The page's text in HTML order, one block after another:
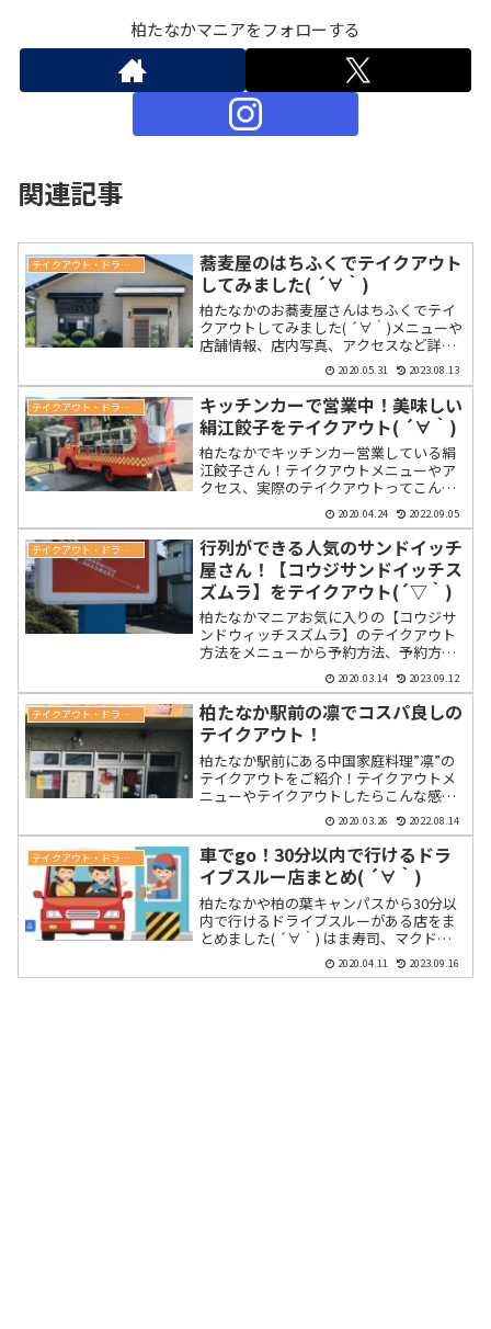
柏たなかマニアをフォローする
関連記事
テイクアウト・ドライブスルー
蕎麦屋のはちふくでテイクアウト
してみました( ´∀｀)
柏たなかのお蕎麦屋さんはちふくでテイ
クアウトしてみました( ´∀｀)メニューや
店舗情報、店内写真、アクセスなど詳細
2020.05.31 2023.08.13
テイクアウト・ドライブスルー
キッチンカーで営業中！美味しい
絹江餃子をテイクアウト( ´∀｀)
柏たなかでキッチンカー営業している絹
江餃子さん！テイクアウトメニューやア
クセス、実際のテイクアウトってこんな
感じ！というのご紹介しています( ´∀｀)
2020.04.24 2022.09.05
テイクアウト・ドライブスルー
行列ができる人気のサンドイッチ
屋さん！【コウジサンドイッチス
ズムラ】をテイクアウト(´▽｀)
柏たなかマニアお気に入りの【コウジサ
ンドウィッチスズムラ】のテイクアウト
方法をメニューから予約方法、予約方
法、混雑具合、アクセスなど！詳しく書
いてます( ´∀｀)
2020.03.14 2023.09.12
テイクアウト・ドライブスルー
柏たなか駅前の凛でコスパ良しの
テイクアウト！
柏たなか駅前にある中国家庭料理”凛”の
テイクアウトをご紹介！テイクアウトメ
ニューやテイクアウトしたらこんな感
じ！の他にアクセスや営業時間などの情
報を載せています( ´∀｀)2020.03.26 2022.08.14
テイクアウト・ドライブスルー
車でgo！30分以内で行けるドラ
イブスルー店まとめ( ´∀｀)
柏たなかや柏の葉キャンパスから30分以
内で行けるドライブスルーがある店をま
とめました( ´∀｀) はま寿司、マクドナ
ルド、モス、吉野家、リンガーハットな
どです！
2020.04.11 2023.09.16